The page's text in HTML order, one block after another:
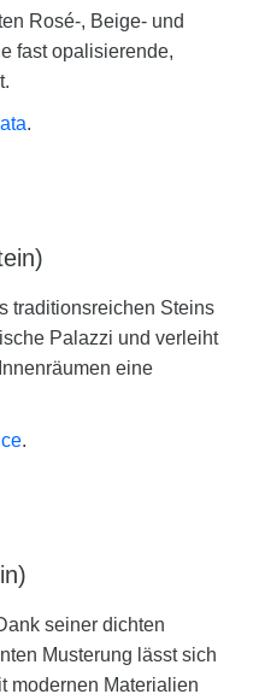
Rosé-, Beige- und
fast opalisierende,
.
traditionsreichen Steins
Palazzi und verleiht
eine
.
seiner dichten
Musterung lässt sich
modernen Materialien